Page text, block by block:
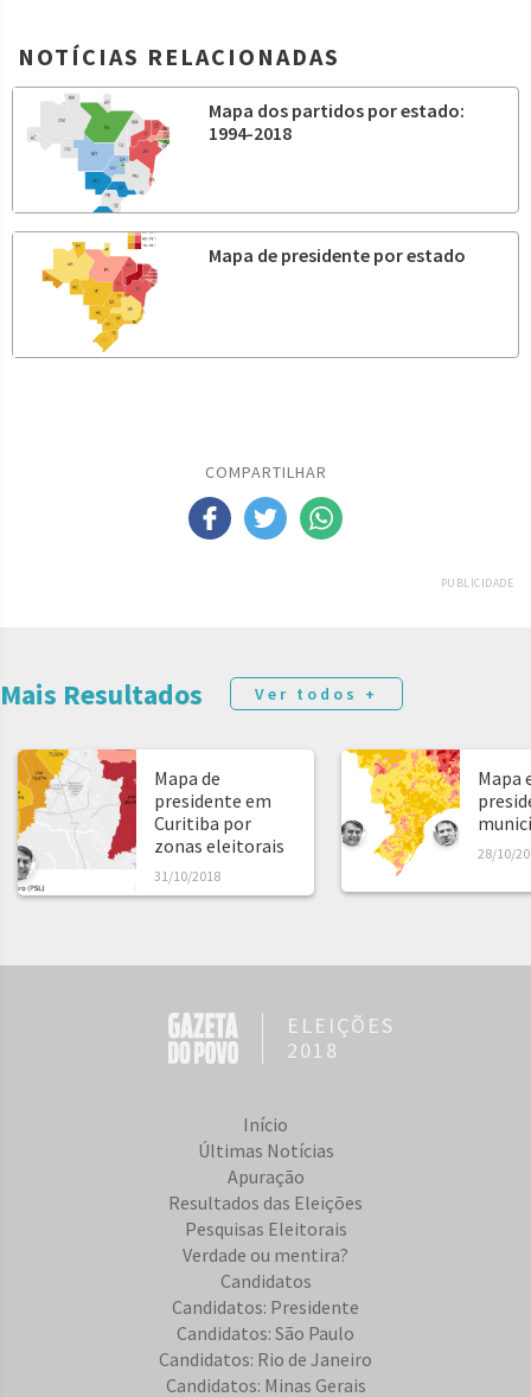
NOTÍCIAS RELACIONADAS
Mapa dos partidos por estado:
1994-2018
Mapa de presidente por estado
COMPARTILHAR
PUBLICIDADE
Mais Resultados Ver todos +
Mapa de
presidente em
Curitiba por
zonas eleitorais
31/10/2018
Mapa
28/10/
ELEIÇÕES
2018
Início
Últimas Notícias
Apuração
Resultados das Eleições
Pesquisas Eleitorais
Verdade ou mentira?
Candidatos
Candidatos: Presidente
Candidatos: São Paulo
Candidatos: Rio de Janeiro
Candidatos: Minas Gerais